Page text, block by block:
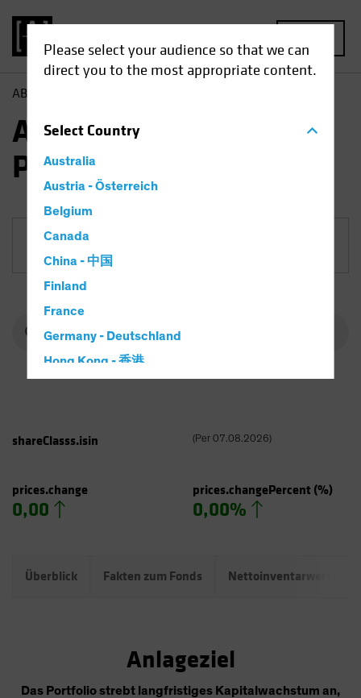
Please select your audience so that we can
direct you to the most appropriate content.
SelectCountry
Australia
Austria - Österreich
Belgium
Canada
China - 中国
Finland
France
Germany - Deutschland
Hong Kong - 香港
Italy - Italia
Latin America
Luxembourg and Other EMEA
Singapore
AB
AB European Equity
Portfolio
shareClasss.isin (Per 07.08.2026)
prices.change
0,00
prices.changePercent(%)
0,00%
Überblick Fakten zum Fonds Nettoinventarwert und
Anlageziel
Das Portfolio strebt langfristiges Kapitalwachstum an,